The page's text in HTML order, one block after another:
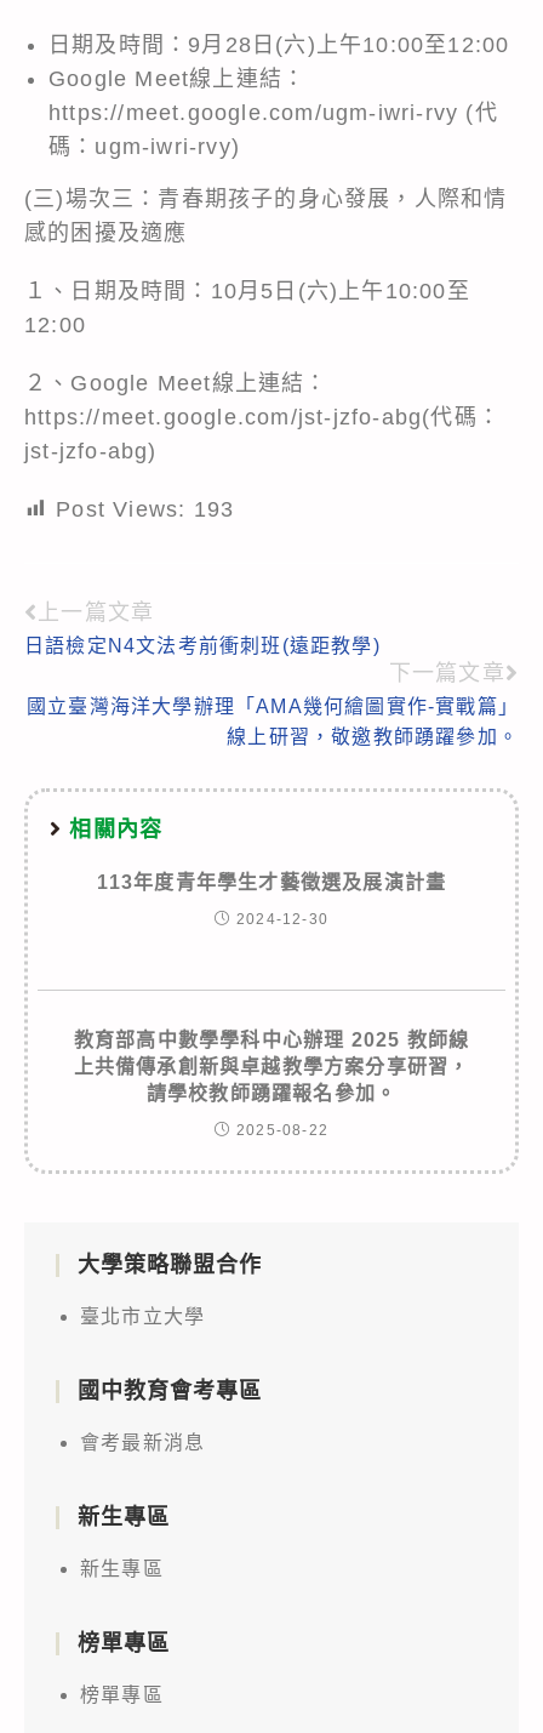
日期及時間：9月28日(六)上午10:00至12:00
Google Meet線上連結：
https://meet.google.com/ugm-iwri-rvy (代
碼：ugm-iwri-rvy)
(三)場次三：青春期孩子的身心發展，人際和情
感的困擾及適應
１、日期及時間：10月5日(六)上午10:00至
12:00
２、Google Meet線上連結：
https://meet.google.com/jst-jzfo-abg(代碼：
jst-jzfo-abg)
Post Views: 193
Read
more
articles
上一篇文章
日語檢定N4文法考前衝刺班(遠距教學)
下一篇文章
國立臺灣海洋大學辦理「AMA幾何繪圖實作-實戰篇」
線上研習，敬邀教師踴躍參加。
相關內容
113年度青年學生才藝徵選及展演計畫
2024-12-30
教育部高中數學學科中心辦理 2025 教師線
上共備傳承創新與卓越教學方案分享研習，
請學校教師踴躍報名參加。
2025-08-22
大學策略聯盟合作
臺北市立大學
國中教育會考專區
會考最新消息
新生專區
新生專區
榜單專區
榜單專區